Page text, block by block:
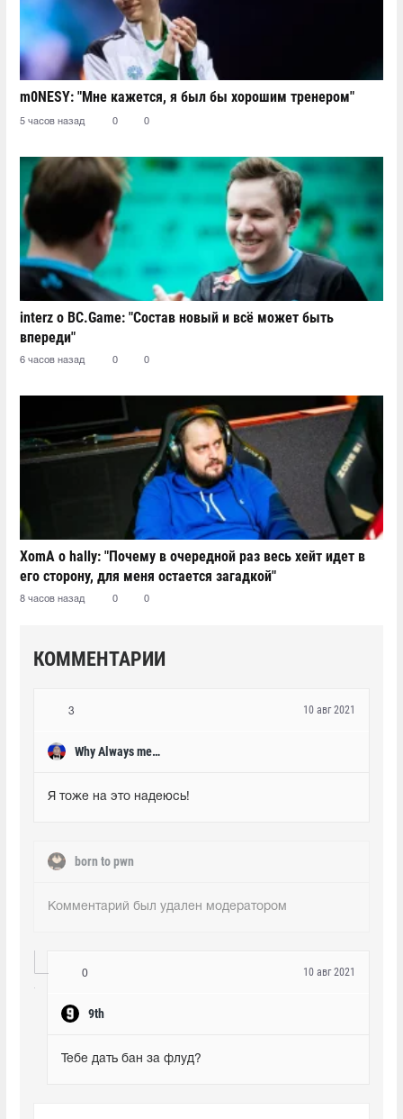
m0NESY: "Мне кажется, я был бы хорошим тренером"
5 часов назад 0 0
interz о BC.Game: "Состав новый и всё может быть
впереди"
6 часов назад 0 0
XomA о hally: "Почему в очередной раз весь хейт идет в
его сторону, для меня остается загадкой"
8 часов назад 0 0
КОММЕНТАРИИ
3
Why Always me?♞
10 авг 2021
Я тоже на это надеюсь!
born to pwn
Комментарий был удален модератором
0
9th
10 авг 2021
Тебе дать бан за флуд?